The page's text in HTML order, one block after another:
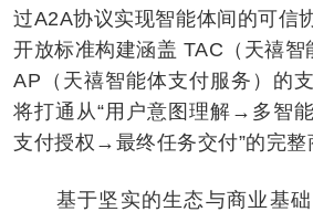
过A2A协议实现智能体间的可信
开放标准构建涵盖 TAC（天禧
AP（天禧智能体支付服务）的
将打通从“用户意图理解→多智
支付授权→最终任务交付”的完整
基于坚实的生态与商业基础